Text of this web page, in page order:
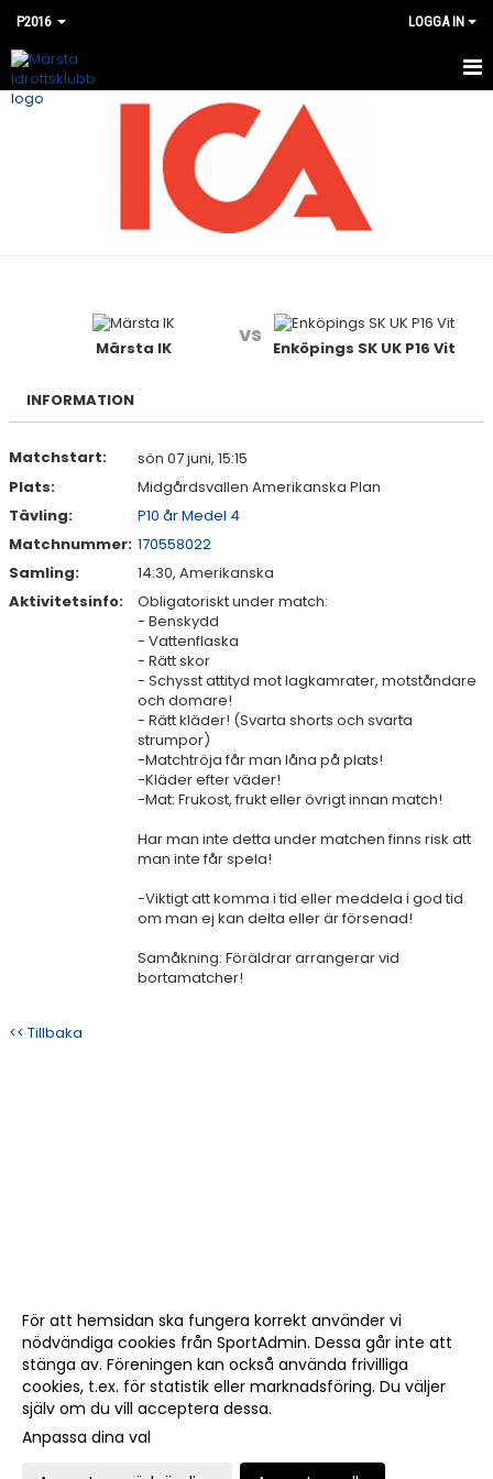
P2016 LOGGA IN
HEM
KONTAKT
Märsta IK
vs
Enköpings SK UK P16 Vit
INFORMATION
Matchstart:
sön 07 juni, 15:15
Plats:
Midgårdsvallen Amerikanska Plan
Tävling:
P10 år Medel 4
Matchnummer: 170558022
Samling:
14:30, Amerikanska
Aktivitetsinfo:
Obligatoriskt under match:
- Benskydd
- Vattenflaska
- Rätt skor
- Schysst attityd mot lagkamrater, motståndare
och domare!
- Rätt kläder! (Svarta shorts och svarta
strumpor)
-Matchtröja får man låna på plats!
-Kläder efter väder!
-Mat: Frukost, frukt eller övrigt innan match!
Har man inte detta under matchen finns risk att
man inte får spela!
-Viktigt att komma i tid eller meddela i god tid
om man ej kan delta eller är försenad!
Samåkning: Föräldrar arrangerar vid
bortamatcher!
<< Tillbaka
För att hemsidan ska fungera korrekt använder vi
nödvändiga cookies från SportAdmin. Dessa går inte att
stänga av. Föreningen kan också använda frivilliga
cookies, t.ex. för statistik eller marknadsföring. Du väljer
själv om du vill acceptera dessa.
Anpassa dina val